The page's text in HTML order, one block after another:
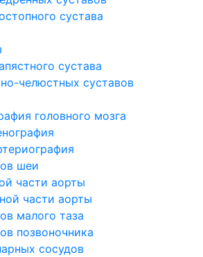
сустава
сустава
челюстных суставов
головного мозга
шеи
части аорты
части аорты
малого таза
позвоночника
сосудов